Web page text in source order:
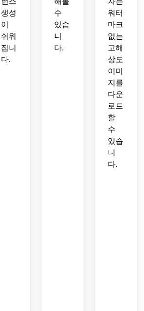
생성
이
쉬워
집니
다.
수
있습
니
다.
워터
마크
없는
고해
상도
이미
지를
다운
로드
할
수
있습
니
다.